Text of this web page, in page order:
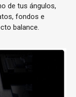
de tus ángulos,
fondos e
balance.